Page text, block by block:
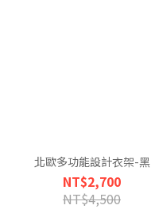
北歐多功能設計衣架-黑
NT$2,700
NT$4,500